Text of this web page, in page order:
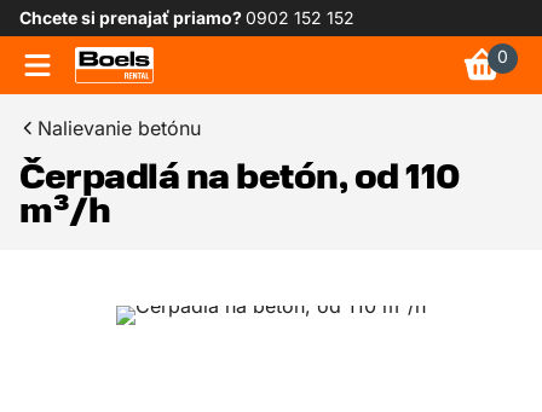
Chcete si prenajať priamo?0902 152 152
0
Nalievanie betónu
Čerpadlá na betón, od 110
m³/h